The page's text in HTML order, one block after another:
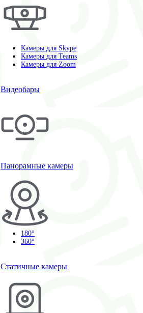
Камеры для Skype
Камеры для Teams
Камеры для Zoom
Видеобары
Панорамные камеры
180°
360°
Статичные камеры